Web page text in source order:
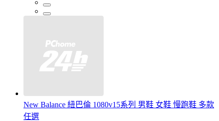
New Balance 紐巴倫 1080v15系列 男鞋 女鞋 慢跑鞋 多款
任選